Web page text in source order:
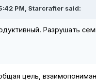
PM, Starcrafter said:
Разрушать
цель,